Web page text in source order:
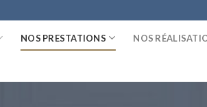
NOS PRESTATIONS NOS